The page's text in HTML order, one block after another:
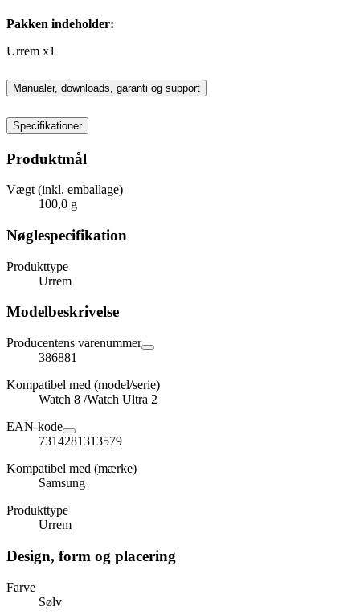
Pakken indeholder:
Urrem x1
Manualer, downloads, garanti og support
Specifikationer
Produktmål
Vægt (inkl. emballage)
100,0 g
Nøglespecifikation
Produkttype
Urrem
Modelbeskrivelse
Producentens varenummer
386881
Kompatibel med (model/serie)
Watch 8 /Watch Ultra 2
EAN-kode
7314281313579
Kompatibel med (mærke)
Samsung
Produkttype
Urrem
Design, form og placering
Farve
Sølv